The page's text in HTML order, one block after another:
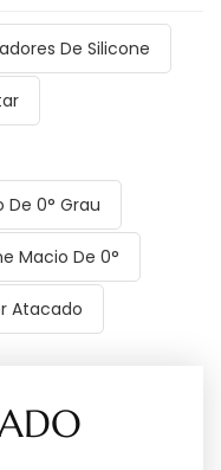
De Silicone
De 0° Grau
Macio De 0°
Atacado